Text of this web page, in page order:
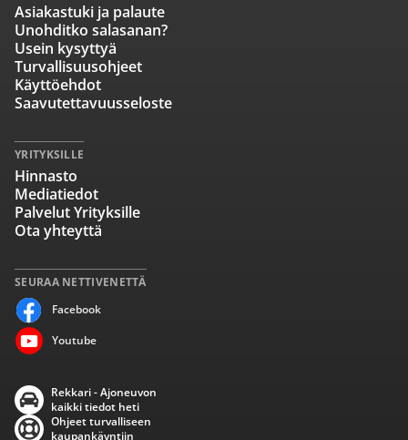
SEURAA NETTIVENETTÄ
Facebook
Youtube
Asiakastuki ja palaute
Unohditko salasanan?
Usein kysyttyä
Turvallisuusohjeet
Käyttöehdot
Saavutettavuusseloste
YRITYKSILLE
Hinnasto
Mediatiedot
Palvelut Yrityksille
Ota yhteyttä
Rekkari - Ajoneuvon
kaikki tiedot heti
Ohjeet turvalliseen
kaupankäyntiin